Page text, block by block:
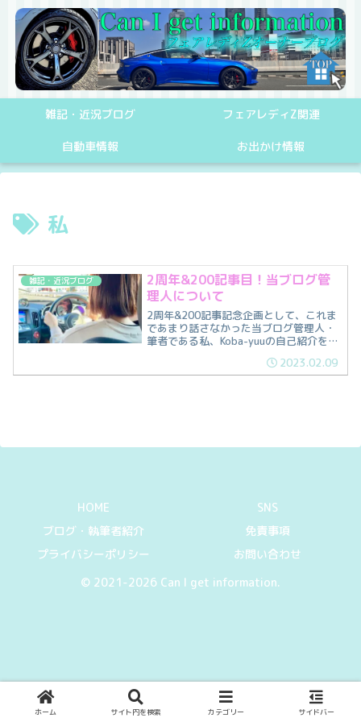
雑記・近況ブログ フェアレディZ関連
自動車情報 お出かけ情報
私
雑記・近況ブログ
2周年&200記事目！当ブログ管
理人について
2周年&200記事記念企画として、これま
であまり話さなかった当ブログ管理人・
筆者である私、Koba-yuuの自己紹介をさ
2023.02.09
HOME
SNS
ブログ・執筆者紹介
免責事項
プライバシーポリシー
お問い合わせ
© 2021-2026 Can I get information.
ホーム サイト内を検索 カテゴリー サイドバー